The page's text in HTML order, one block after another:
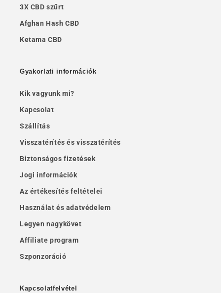
3X CBD szűrt
Afghan Hash CBD
Ketama CBD
Gyakorlati információk
Kik vagyunk mi?
Kapcsolat
Szállítás
Visszatérítés és visszatérítés
Biztonságos fizetések
Jogi információk
Az értékesítés feltételei
Használat és adatvédelem
Legyen nagykövet
Affiliate program
Szponzoráció
Kapcsolatfelvétel